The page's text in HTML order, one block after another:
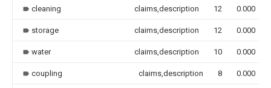
cleaning claims,description 12 0.000
storage claims,description 12 0.000
water claims,description 10 0.000
coupling claims,description 8 0.000